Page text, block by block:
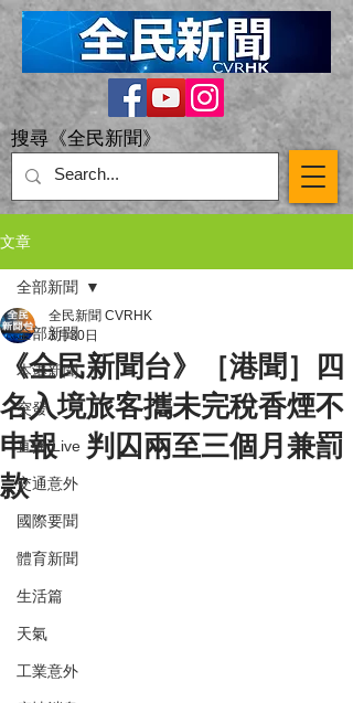
搜尋《全民新聞》
文章
全部新聞
本港新聞
突發
直播 Live
交通意外
國際要聞
體育新聞
生活篇
天氣
工業意外
全部新聞
《全民新聞台》［港聞］四
名入境旅客攜未完稅香煙不
申報 判囚兩至三個月兼罰
款
全民新聞 CVRHK
3月30日